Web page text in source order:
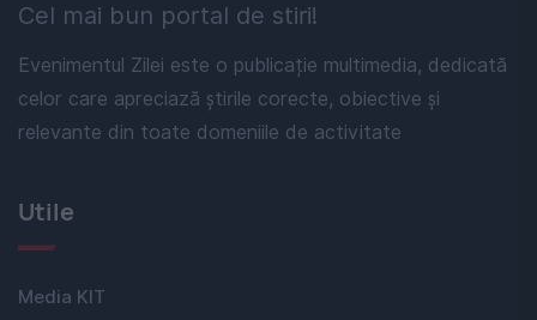
Cel mai bun portal de stiri!
Evenimentul Zilei este o publicație multimedia, dedicată
celor care apreciază știrile corecte, obiective și
relevante din toate domeniile de activitate
Utile
Media KIT